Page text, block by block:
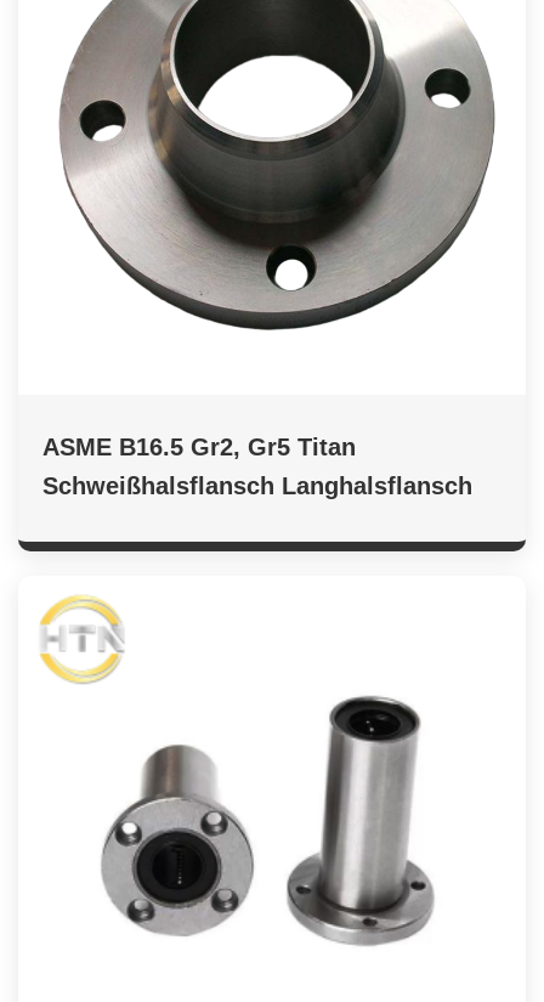
ASME B16.5 Gr2, Gr5 Titan
Schweißhalsflansch Langhalsflansch